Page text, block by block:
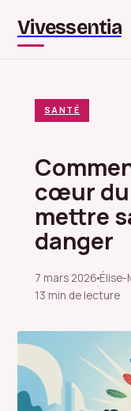
Vivessentia
SANTÉ
cœur
mettre
danger
7 mars 2026
·
Élise-
13 min de lecture